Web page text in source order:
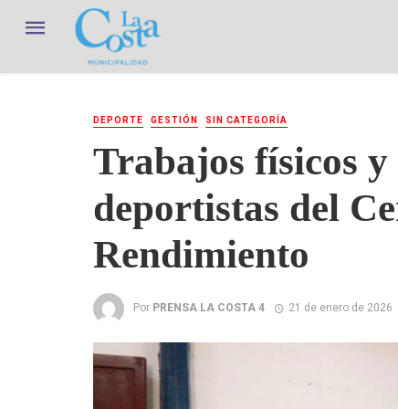
DEPORTE GESTIÓN SIN CATEGORÍA
Trabajos físicos
deportistas del
Rendimiento
Por PRENSA LA COSTA 4 21 de enero de 2026